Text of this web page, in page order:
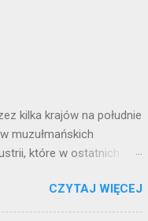
kilka krajów na południe
muzułmańskich
które w ostatnich
przez lata
imigrantami. Ten most
CZYTAJ WIĘCEJ